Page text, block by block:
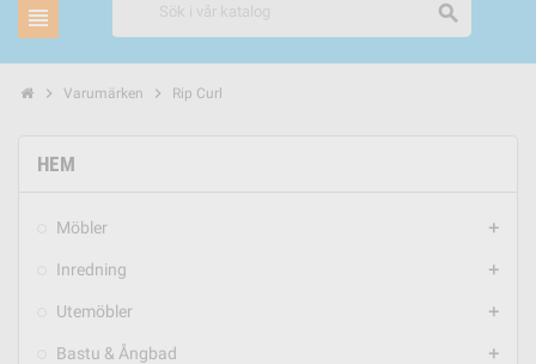
view_headline search
chevron_right Varumärken chevron_right Rip Curl
HEM
Möbler add
Inredning add
Utemöbler add
Bastu & Ångbad add